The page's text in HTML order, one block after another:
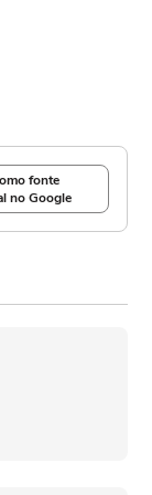
fonte
no Google